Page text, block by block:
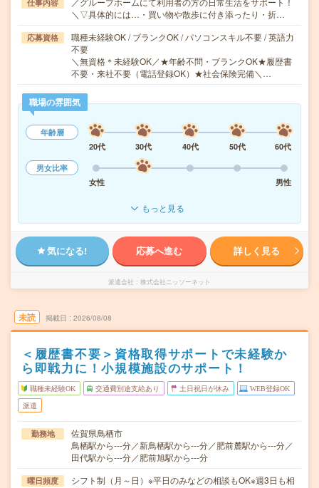
仕事内容
＼▽具体的には…・買い物や散歩に付き添ったり・折…
応募資格
職種未経験OK / ブランクOK / パソコンスキル不要 / 英語力
不要
＼無資格＊未経験OK／★年齢不問・ブランクOK★履歴書
不要・来社不要（電話登録OK）★社会保険完備＼…
職場の雰囲気
年齢層
20代
30代 40代 50代
60代
男女比率
女性
男性
もっと見る
気になる! 応募へ進む 詳しく見る
派遣会社 株式会社ニッソーネット
未読 掲載日 2026/08/08
＜履歴書不要＞資格取得サポートで未経験か
ら即戦力に！小規模施設のサポート！
職種未経験OK 交通費別途支給あり 土日祝日が休み WEB登録OK
派遣
勤務地
佐賀県鳥栖市
鳥栖駅から---分／新鳥栖駅から---分／肥前麓駅から---分／
田代駅から---分／肥前旭駅から---分
曜日頻度
シフト制（月～日）※平日のみなどの相談もOK※週3日も相